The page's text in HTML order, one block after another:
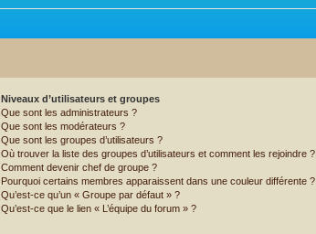
Niveaux d’utilisateurs et groupes
Que sont les administrateurs ?
Que sont les modérateurs ?
Que sont les groupes d’utilisateurs ?
Où trouver la liste des groupes d’utilisateurs et comment les rejoindre ?
Comment devenir chef de groupe ?
Pourquoi certains membres apparaissent dans une couleur différente ?
Qu’est-ce qu’un « Groupe par défaut » ?
Qu’est-ce que le lien « L’équipe du forum » ?